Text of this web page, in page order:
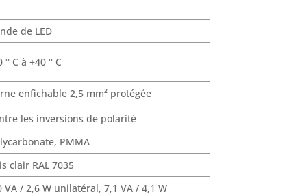
de LED
° C à +40 ° C
enfichable 2,5 mm² protégée
les inversions de polarité
PMMA
clair RAL 7035
VA / 2,6 W unilatéral, 7,1 VA / 4,1 W